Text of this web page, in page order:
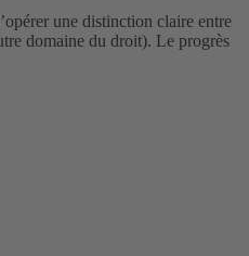
une distinction claire entre
domaine du droit). Le progrès